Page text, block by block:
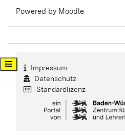
Kursindex öffnen
Powered by Moodle
Impressum
Datenschutz
Standardlizenz